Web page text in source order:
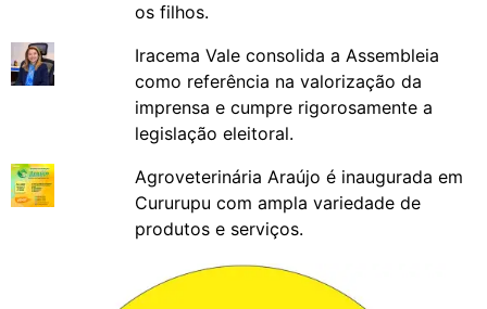
os filhos.
Iracema Vale consolida a Assembleia
como referência na valorização da
imprensa e cumpre rigorosamente a
legislação eleitoral.
Agroveterinária Araújo é inaugurada em
Cururupu com ampla variedade de
produtos e serviços.